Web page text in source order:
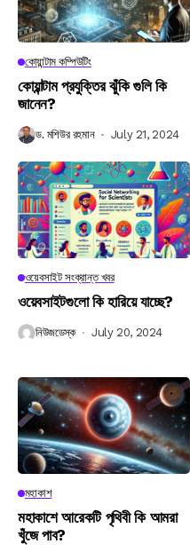
কোয়ান্টাম কম্পিউটিং
কোয়ান্টাম প্রযুক্তির ঝুঁকি গুলি কি
জানেন?
ড. মশিউর রহমান July 21, 2024
ওয়েবসাইট সংক্রান্ত খবর
ওয়েবসাইটগুলো কি হারিয়ে যাচ্ছে?
নিউজডেস্ক July 20, 2024
মহাকাশ
মহাকাশে আরেকটি পৃথিবী কি আমরা
খুঁজে পাব?